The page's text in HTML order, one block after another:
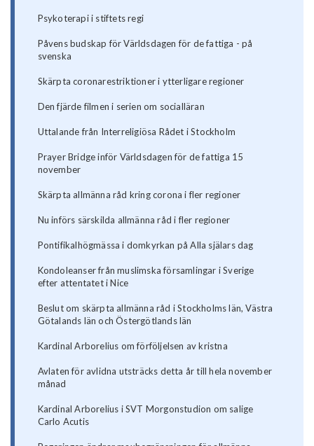
Psykoterapi i stiftets regi
Påvens budskap för Världsdagen för de fattiga - på
svenska
Skärpta coronarestriktioner i ytterligare regioner
Den fjärde filmen i serien om socialläran
Uttalande från Interreligiösa Rådet i Stockholm
Prayer Bridge inför Världsdagen för de fattiga 15
november
Skärpta allmänna råd kring corona i fler regioner
Nu införs särskilda allmänna råd i fler regioner
Pontifikalhögmässa i domkyrkan på Alla själars dag
Kondoleanser från muslimska församlingar i Sverige
efter attentatet i Nice
Beslut om skärpta allmänna råd i Stockholms län, Västra
Götalands län och Östergötlands län
Kardinal Arborelius om förföljelsen av kristna
Avlaten för avlidna utsträcks detta år till hela november
månad
Kardinal Arborelius i SVT Morgonstudion om salige
Carlo Acutis